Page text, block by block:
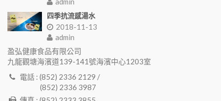
四季抗流感湯水
2018-11-13
admin
盈弘健康食品有限公司
九龍觀塘海濱道139-141號海濱中心1203室
電話 : (852) 2336 2129 /
(852) 2336 3987